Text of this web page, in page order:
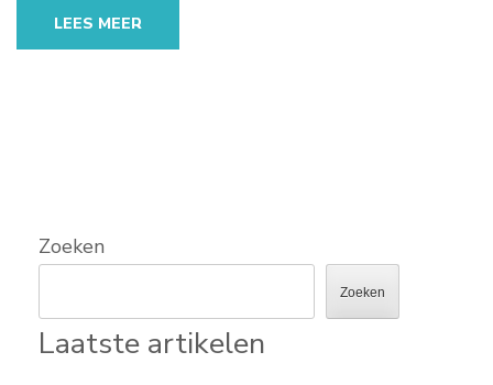
LEES MEER
Zoeken
Zoeken
Laatste artikelen